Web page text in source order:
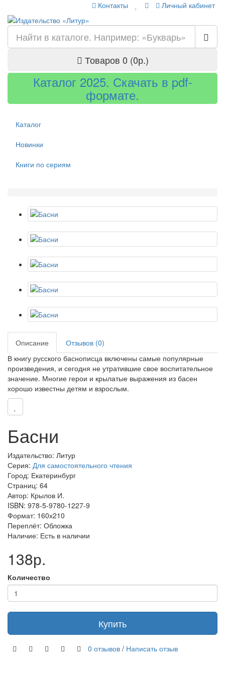
Контакты Личный кабинет
Товаров 0 (0р.)
Каталог 2025. Скачать в pdf-
формате.
Каталог
Новинки
Книги по сериям
Описание
Отзывов (0)
В книгу русского баснописца включены самые популярные
произведения, и сегодня не утратившие свое воспитательное
значение. Многие герои и крылатые выражения из басен
хорошо известны детям и взрослым.
Басни
Издательство: Литур
Серия: Для самостоятельного чтения
Город: Екатеринбург
Страниц: 64
Автор: Крылов И.
ISBN: 978-5-9780-1227-9
Формат: 160х210
Переплёт: Обложка
Наличие: Есть в наличии
138р.
Количество
Купить
0 отзывов / Написать отзыв